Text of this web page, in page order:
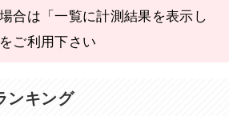
合は「一覧に計測結果を表示し
ご利用下さい
ンキング